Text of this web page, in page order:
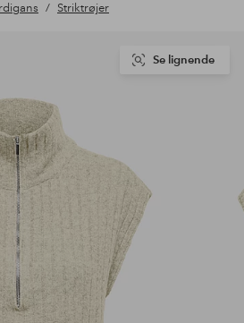
Striktrøjer
Se lignende